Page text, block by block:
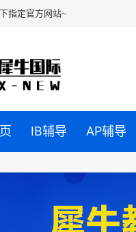
指定官方网站~
IB辅导 AP辅导